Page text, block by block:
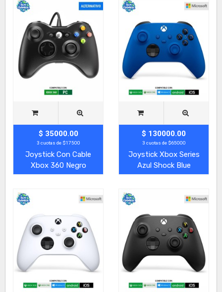
$ 35000.00
3 cuotas de $17500
Joystick Con Cable
Xbox 360 Negro
$ 130000.00
3 cuotas de $65000
Joystick Xbox Series
Azul Shock Blue